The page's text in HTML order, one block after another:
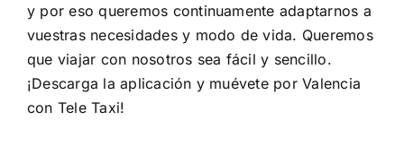
y por eso queremos continuamente adaptarnos a
vuestras necesidades y modo de vida. Queremos
que viajar con nosotros sea fácil y sencillo.
¡Descarga la aplicación y muévete por Valencia
con Tele Taxi!